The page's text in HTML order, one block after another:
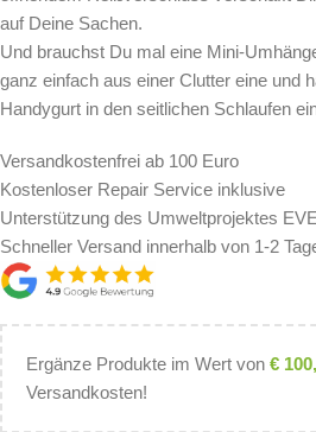
auf Deine Sachen.
Und brauchst Du mal eine Mini-
ganz einfach aus einer Clutter eine und
Handygurt in den seitlichen Schlaufen
Versandkostenfrei ab 100 Euro
Kostenloser Repair Service inklusive
Unterstützung des Umweltprojektes
Schneller Versand innerhalb von 1-2
Ergänze Produkte im Wert von €
Versandkosten!